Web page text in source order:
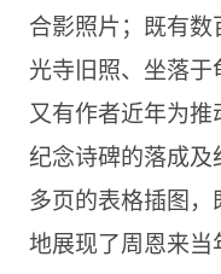
合影照片；既有
光寺旧照、坐落于
又有作者近年为推
纪念诗碑的落成
多页的表格插图
地展现了周恩来当